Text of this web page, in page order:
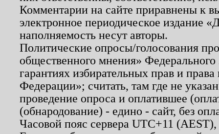
Комментарии на сайте приравнены к
электронное периодическое издание
наполняемость несут авторы.
Политические опросы/голосования
общественного мнения»
гарантиях избирательных прав и
Федерации»; считать, там где не
проведение опроса и оплатившее
(обнародование) - едино - сайт, без
Часовой пояс сервера UTC+11